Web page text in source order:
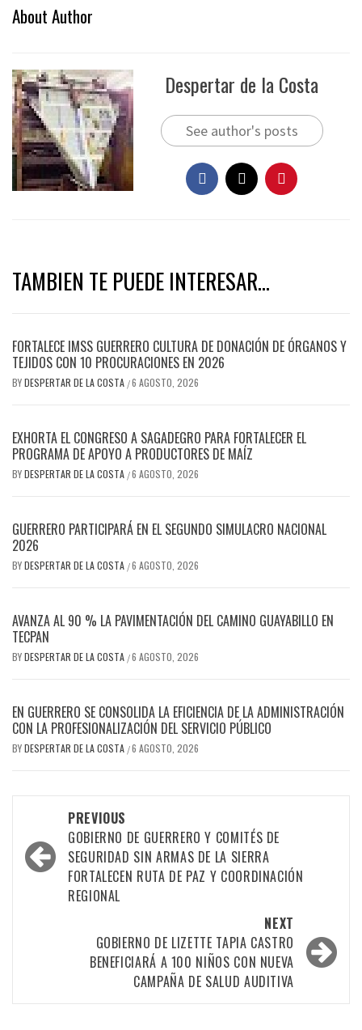
About Author
Despertar de la Costa
See author's posts
TAMBIEN TE PUEDE INTERESAR...
FORTALECE IMSS GUERRERO CULTURA DE DONACIÓN DE ÓRGANOS Y
TEJIDOS CON 10 PROCURACIONES EN 2026
BYDESPERTAR DE LA COSTA /6 AGOSTO, 2026
EXHORTA EL CONGRESO A SAGADEGRO PARA FORTALECER EL
PROGRAMA DE APOYO A PRODUCTORES DE MAÍZ
BYDESPERTAR DE LA COSTA /6 AGOSTO, 2026
GUERRERO PARTICIPARÁ EN EL SEGUNDO SIMULACRO NACIONAL
2026
BYDESPERTAR DE LA COSTA /6 AGOSTO, 2026
AVANZA AL 90 % LA PAVIMENTACIÓN DEL CAMINO GUAYABILLO EN
TECPAN
BYDESPERTAR DE LA COSTA /6 AGOSTO, 2026
EN GUERRERO SE CONSOLIDA LA EFICIENCIA DE LA ADMINISTRACIÓN
CON LA PROFESIONALIZACIÓN DEL SERVICIO PÚBLICO
BYDESPERTAR DE LA COSTA /6 AGOSTO, 2026
navigation
PREVIOUS
GOBIERNO DE GUERRERO Y COMITÉS DE
SEGURIDAD SIN ARMAS DE LA SIERRA
FORTALECEN RUTA DE PAZ Y COORDINACIÓN
REGIONAL
NEXT
GOBIERNO DE LIZETTE TAPIA CASTRO
BENEFICIARÁ A 100 NIÑOS CON NUEVA
CAMPAÑA DE SALUD AUDITIVA